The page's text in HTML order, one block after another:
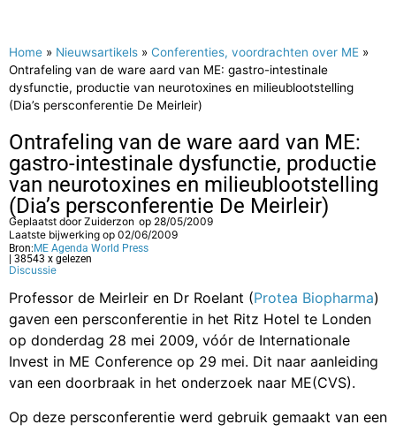
Home » Nieuwsartikels » Conferenties, voordrachten over ME »
Ontrafeling van de ware aard van ME: gastro-intestinale
dysfunctie, productie van neurotoxines en milieublootstelling
(Dia’s persconferentie De Meirleir)
Ontrafeling van de ware aard van ME:
gastro-intestinale dysfunctie, productie
van neurotoxines en milieublootstelling
(Dia’s persconferentie De Meirleir)
Geplaatst doorZuiderzon op 28/05/2009
Laatste bijwerking op 02/06/2009
Bron: ME Agenda World Press
| 38543 x gelezen
Discussie
Professor de Meirleir en Dr Roelant (Protea Biopharma)
gaven een persconferentie in het Ritz Hotel te Londen
op donderdag 28 mei 2009, vóór de Internationale
Invest in ME Conference op 29 mei. Dit naar aanleiding
van een doorbraak in het onderzoek naar ME(CVS).
Op deze persconferentie werd gebruik gemaakt van een